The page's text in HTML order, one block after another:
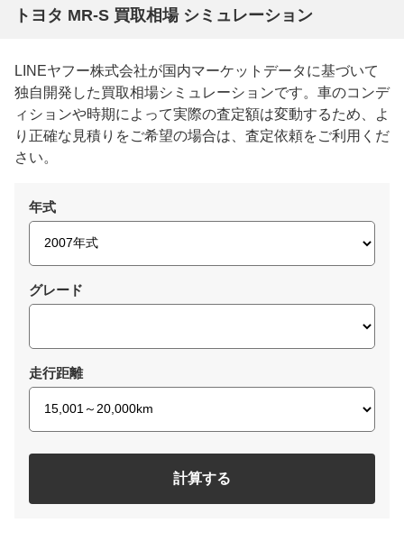
トヨタ MR-S 買取相場 シミュレーション
LINEヤフー株式会社が国内マーケットデータに基づいて
独自開発した買取相場シミュレーションです。車のコンデ
ィションや時期によって実際の査定額は変動するため、よ
り正確な見積りをご希望の場合は、査定依頼をご利用くだ
さい。
年式
グレード
走行距離
計算する